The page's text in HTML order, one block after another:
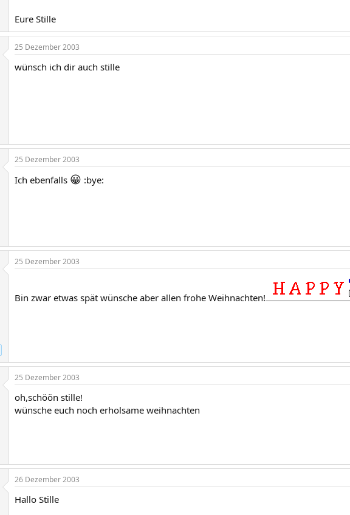
Eure Stille
25 Dezember 2003
wünsch ich dir auch stille
25 Dezember 2003
Ich ebenfalls 😀 :bye:
25 Dezember 2003
Bin zwar etwas spät wünsche aber allen frohe Weihnachten!
25 Dezember 2003
oh,schöön stille!
wünsche euch noch erholsame weihnachten
26 Dezember 2003
Hallo Stille